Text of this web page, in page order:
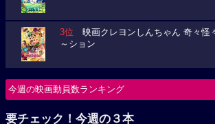
3位 映画クレヨンしんちゃん 奇々怪
～ション
今週の映画動員数ランキング
要チェック！今週の３本